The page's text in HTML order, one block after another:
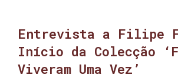
Entrevista a Filipe
Início da Colecção
Viveram Uma Vez’